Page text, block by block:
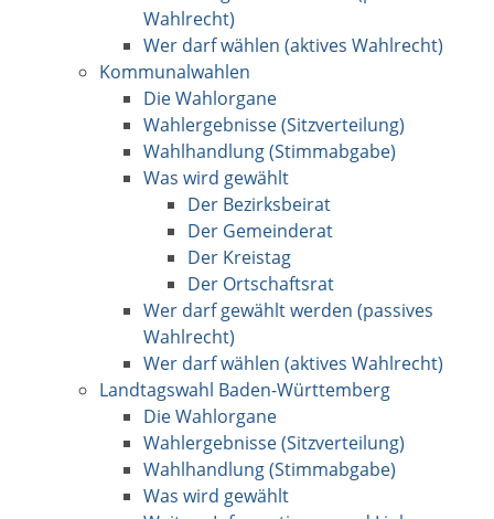
Wahlrecht)
Wer darf wählen (aktives Wahlrecht)
Kommunalwahlen
Die Wahlorgane
Wahlergebnisse (Sitzverteilung)
Wahlhandlung (Stimmabgabe)
Was wird gewählt
Der Bezirksbeirat
Der Gemeinderat
Der Kreistag
Der Ortschaftsrat
Wer darf gewählt werden (passives
Wahlrecht)
Wer darf wählen (aktives Wahlrecht)
Landtagswahl Baden-Württemberg
Die Wahlorgane
Wahlergebnisse (Sitzverteilung)
Wahlhandlung (Stimmabgabe)
Was wird gewählt